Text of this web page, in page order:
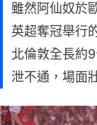
雖然阿仙奴於
英超奪冠舉行
北倫敦全長約
泄不通，場面